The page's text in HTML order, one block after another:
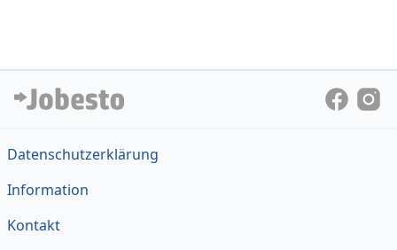
Datenschutzerklärung
Information
Kontakt